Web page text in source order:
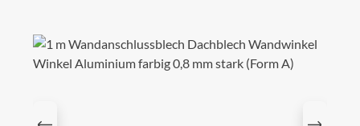
Bildergalerie überspringen